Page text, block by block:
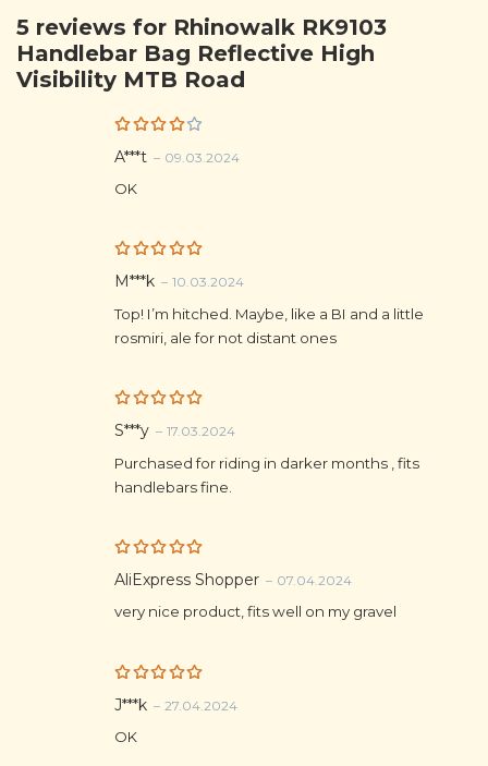
5 reviews for Rhinowalk RK9103 ​​
Handlebar Bag Reflective High
Visibility MTB Road
Rated
of 5
A***t – 09.03.2024
OK
Rated5
M***k – 10.03.2024
Top! I’m hitched. Maybe, like a BI and a little
rosmiri, ale for not distant ones
Rated5
out of 5
S***y – 17.03.2024
Purchased for riding in darker months , fits
handlebars fine.
Rated5
out of 5
AliExpress Shopper – 07.04.2024
very nice product, fits well on my gravel
Rated 5
J***k – 27.04.2024
OK